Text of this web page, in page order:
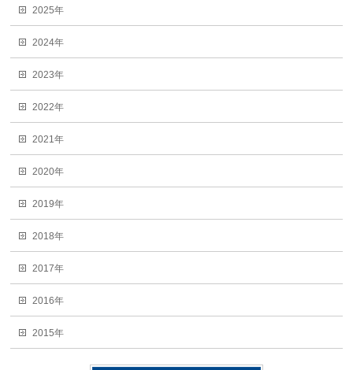
2025年
2024年
2023年
2022年
2021年
2020年
2019年
2018年
2017年
2016年
2015年